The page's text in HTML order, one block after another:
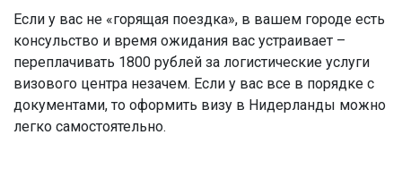
Если у вас не «горящая поездка», в вашем городе есть
консульство и время ожидания вас устраивает –
переплачивать 1800 рублей за логистические услуги
визового центра незачем. Если у вас все в порядке с
документами, то оформить визу в Нидерланды можно
легко самостоятельно.